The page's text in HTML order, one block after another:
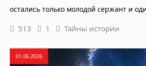
остались только молодой сержант и
513 1 Тайны истории
01.06.2026